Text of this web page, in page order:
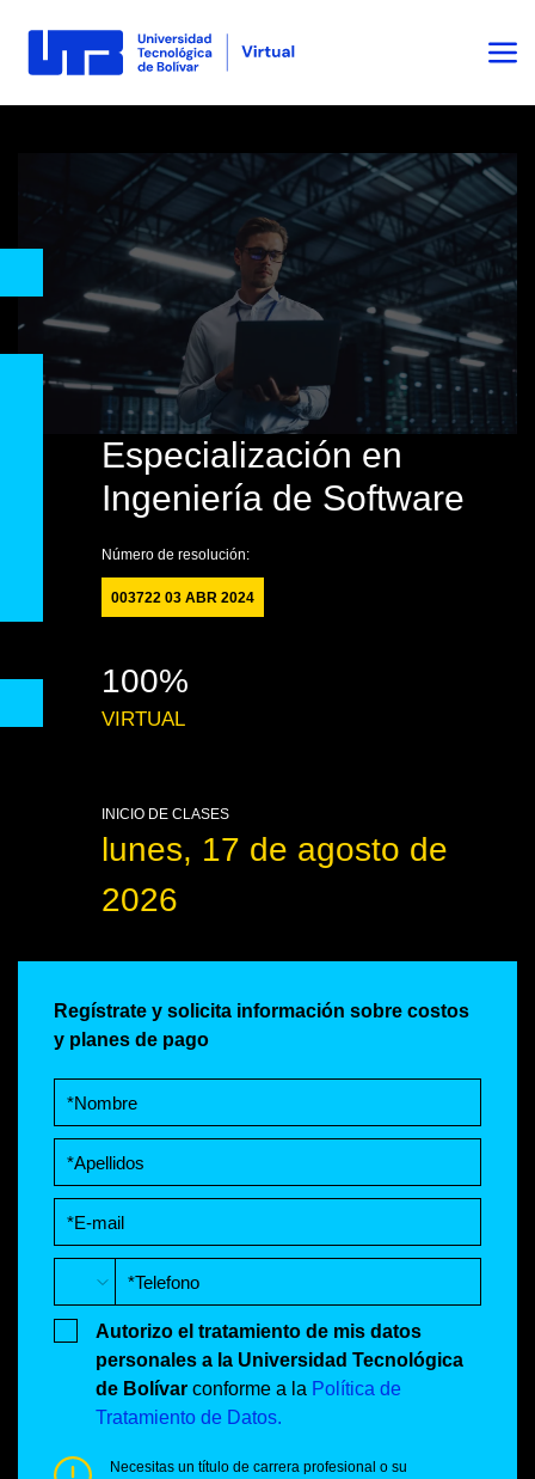
Especialización en
Ingeniería de Software
Número de resolución:
003722 03 ABR 2024
100%
VIRTUAL
INICIO DE CLASES
lunes, 17 de agosto de
2026
Regístrate y solicita información sobre costos
y planes de pago
Autorizo el tratamiento de mis datos
personales a la Universidad Tecnológica
de Bolívar conforme a la Política de
Tratamiento de Datos.
Necesitas un título de carrera profesional o su